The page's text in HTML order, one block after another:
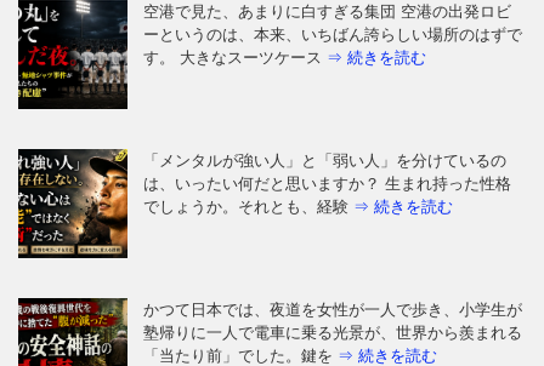
空港で見た、あまりに白すぎる集団 空港の出発ロビ
ーというのは、本来、いちばん誇らしい場所のはずで
す。 大きなスーツケース ⇒ 続きを読む
「メンタルが強い人」と「弱い人」を分けているの
は、いったい何だと思いますか？ 生まれ持った性格
でしょうか。それとも、経験 ⇒ 続きを読む
かつて日本では、夜道を女性が一人で歩き、小学生が
塾帰りに一人で電車に乗る光景が、世界から羨まれる
「当たり前」でした。鍵を ⇒ 続きを読む